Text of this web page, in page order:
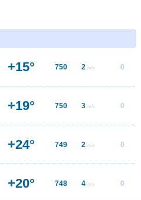
+15° 750 2 m/s 0
+19° 750 3 m/s 0
+24° 749 2 m/s 0
+20° 748 4 m/s 0